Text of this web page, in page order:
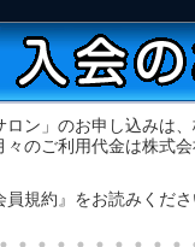
ロン」のお申し込みは
々のご利用代金は株式
規約』 をお読みくだ